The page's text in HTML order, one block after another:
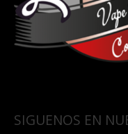
SIGUENOS EN